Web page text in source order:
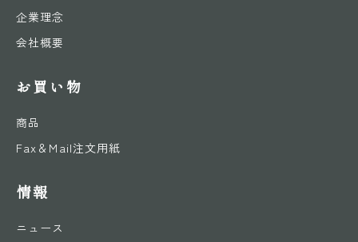
企業理念
会社概要
お買い物
商品
Fax＆Mail注文用紙
情報
ニュース